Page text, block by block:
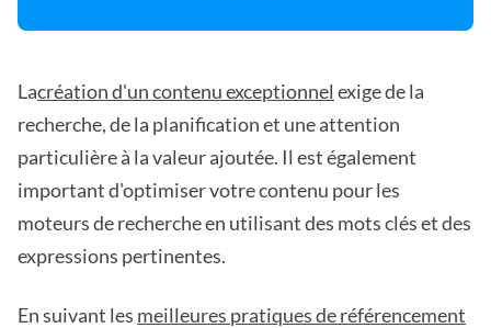
Lacréation d'un contenu exceptionnel exige de la
recherche, de la planification et une attention
particulière à la valeur ajoutée. Il est également
important d'optimiser votre contenu pour les
moteurs de recherche en utilisant des mots clés et des
expressions pertinentes.
En suivant les meilleures pratiques de référencement